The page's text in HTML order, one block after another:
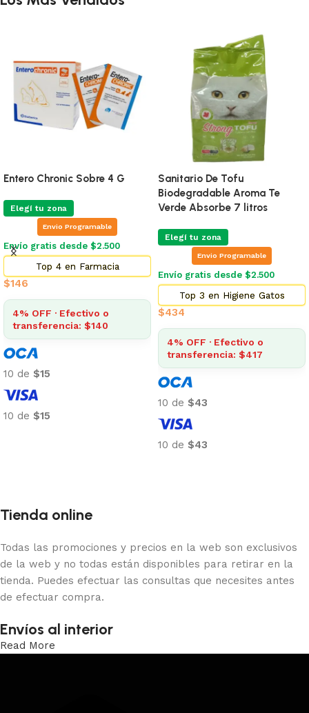
Entero Chronic Sobre 4 G
Elegí tu zona
Envio Programable
Envío gratis desde $2.500
Top 4 en Farmacia
$146
4% OFF · Efectivo o
transferencia: $140
10 de $15
10 de $15
Sanitario De Tofu
Biodegradable Aroma Te
Verde Absorbe 7 litros
Elegí tu zona
Envio Programable
Envío gratis desde $2.500
Top 3 en Higiene Gatos
$434
4% OFF · Efectivo o
transferencia: $417
10 de $43
10 de $43
Tienda online
Todas las promociones y precios en la web son exclusivos
de la web y no todas están disponibles para retirar en la
tienda. Puedes efectuar las consultas que necesites antes
de efectuar compra.
Envíos al interior
Read More